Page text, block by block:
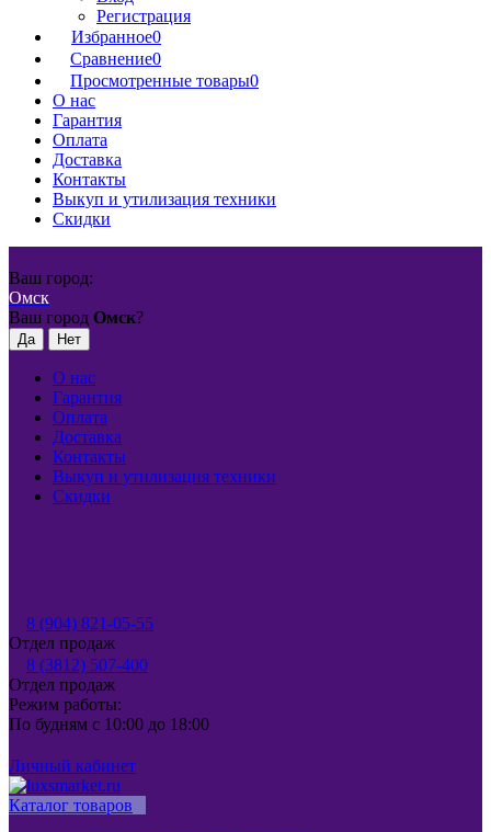
Регистрация
Избранное0
Сравнение0
Просмотренные товары0
О нас
Гарантия
Оплата
Доставка
Контакты
Выкуп и утилизация техники
Скидки
Ваш город:
Омск
Ваш город Омск?
О нас
Гарантия
Оплата
Доставка
Контакты
Выкуп и утилизация техники
Скидки
8 (904) 821-05-55
Отдел продаж
8 (3812) 507-400
Отдел продаж
Режим работы:
По будням с 10:00 до 18:00
Личный кабинет
Каталог товаров